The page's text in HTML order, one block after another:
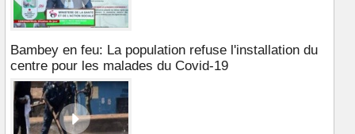
Bambey en feu: La population refuse l'installation du
centre pour les malades du Covid-19